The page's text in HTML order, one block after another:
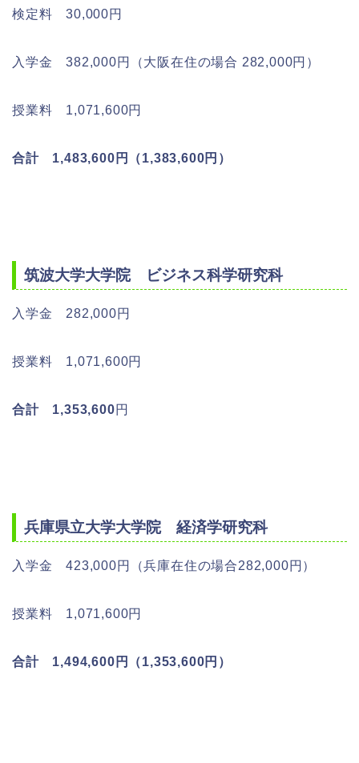
検定料 30,000円
入学金 382,000円（大阪在住の場合 282,000円）
授業料 1,071,600円
合計 1,483,600円（1,383,600円）
筑波大学大学院 ビジネス科学研究科
入学金 282,000円
授業料 1,071,600円
合計 1,353,600円
兵庫県立大学大学院 経済学研究科
入学金 423,000円（兵庫在住の場合282,000円）
授業料 1,071,600円
合計 1,494,600円（1,353,600円）